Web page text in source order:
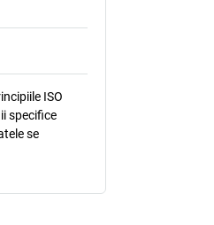
ISO
specifice
se